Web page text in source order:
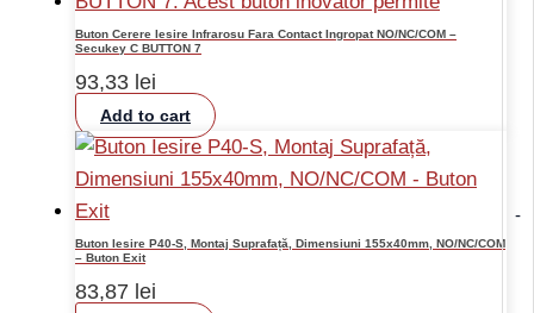
-
Buton Cerere Iesire Infrarosu Fara Contact Ingropat NO/NC/COM –
Secukey C BUTTON 7
93,33 lei
Add to cart
Buton Iesire P40-S, Montaj Suprafață, Dimensiuni 155x40mm, NO/NC/COM
– Buton Exit
83,87 lei